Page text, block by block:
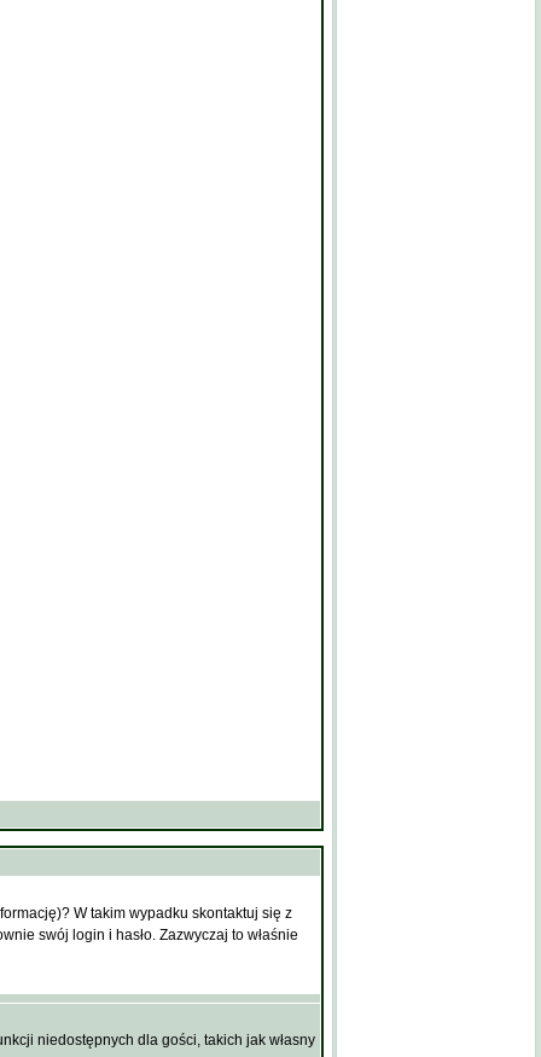
W takim wypadku skontaktuj się z
swój login i hasło. Zazwyczaj to właśnie
niedostępnych dla gości, takich jak własny